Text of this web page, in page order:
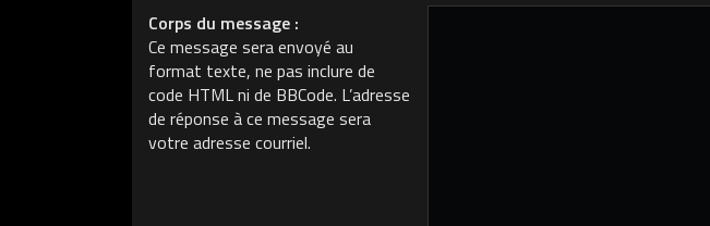
Corps du message :
Ce message sera envoyé au
format texte, ne pas inclure de
code HTML ni de BBCode. L’adresse
de réponse à ce message sera
votre adresse courriel.